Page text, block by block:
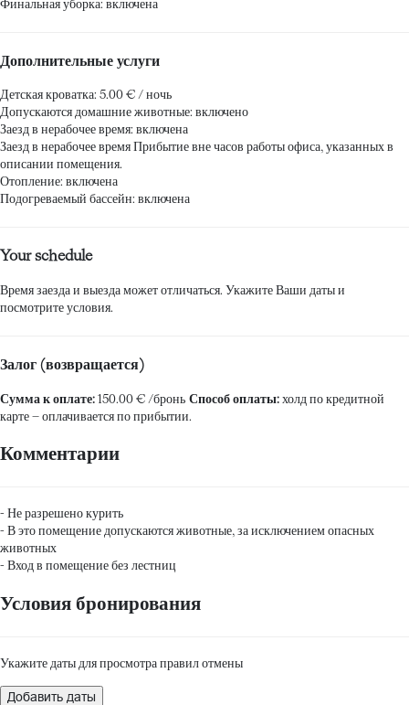
Финальная уборка: включена
Дополнительные услуги
Детская кроватка: 5.00 € / ночь
Допускаются домашние животные: включено
Заезд в нерабочее время: включена
Заезд в нерабочее время Прибытие вне часов работы офиса, указанных в
описании помещения.
Отопление: включена
Подогреваемый бассейн: включена
Your schedule
Время заезда и выезда может отличаться. Укажите Ваши даты и
посмотрите условия.
Залог (возвращается)
Сумма к оплате: 150.00 € /бронь Способ оплаты: холд по кредитной
карте – оплачивается по прибытии.
Комментарии
- Не разрешено курить
- В это помещение допускаются животные, за исключением опасных
животных
- Вход в помещение без лестниц
Условия бронирования
Укажите даты для просмотра правил отмены
Добавить даты